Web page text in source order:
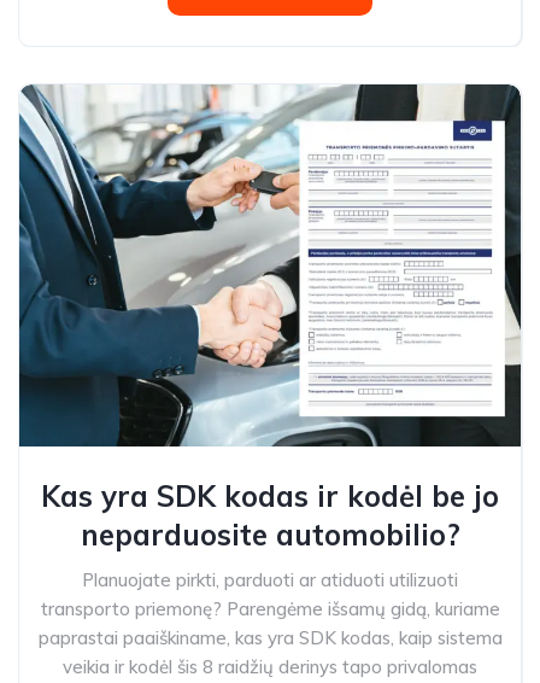
Kas yra SDK kodas ir kodėl be jo
neparduosite automobilio?
Planuojate pirkti, parduoti ar atiduoti utilizuoti
transporto priemonę? Parengėme išsamų gidą, kuriame
paprastai paaiškiname, kas yra SDK kodas, kaip sistema
veikia ir kodėl šis 8 raidžių derinys tapo privalomas